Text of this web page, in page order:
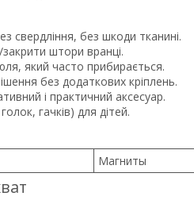
свердління, без шкоди тканині.
штори вранці.
який часто прибирається.
без додаткових кріплень.
і практичний аксесуар.
гачків) для дітей.
Магниты